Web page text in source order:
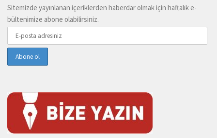
Sitemizde yayınlanan içeriklerden haberdar olmak için haftalık e-
bültenimize abone olabilirsiniz.